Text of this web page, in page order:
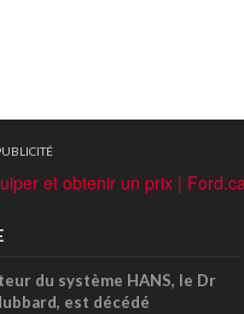
du système HANS, le Dr
est décédé